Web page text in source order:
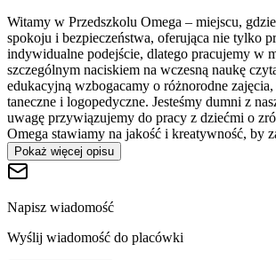
Witamy w Przedszkolu Omega – miejscu,
spokoju i bezpieczeństwa, oferująca nie tylko
indywidualne podejście, dlatego pracujemy w
szczególnym naciskiem na wczesną naukę
edukacyjną wzbogacamy o różnorodne
taneczne i logopedyczne. Jesteśmy dumni z
uwagę przywiązujemy do pracy z dziećmi o
Omega stawiamy na jakość i kreatywność, by
Pokaż więcej opisu
Napisz wiadomość
Wyślij wiadomość do placówki